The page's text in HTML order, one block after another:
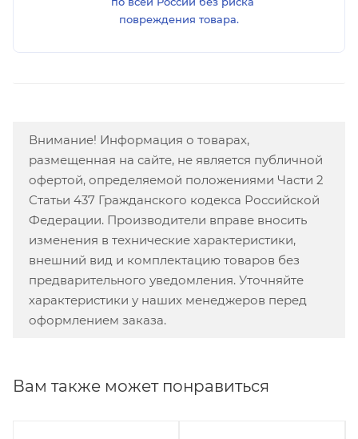
повреждения товара.
Внимание! Информация о товарах,
размещенная на сайте, не является публичной
офертой, определяемой положениями Части 2
Статьи 437 Гражданского кодекса Российской
Федерации. Производители вправе вносить
изменения в технические характеристики,
внешний вид и комплектацию товаров без
предварительного уведомления. Уточняйте
характеристики у наших менеджеров перед
оформлением заказа.
Вам также может понравиться